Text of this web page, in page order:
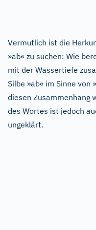
Vermutlich ist die
»ab« zu suchen: Wie
mit der Wassertiefe
Silbe »ab« im Sinne von
diesen Zusammenhang
des Wortes ist jedoch
ungeklärt.